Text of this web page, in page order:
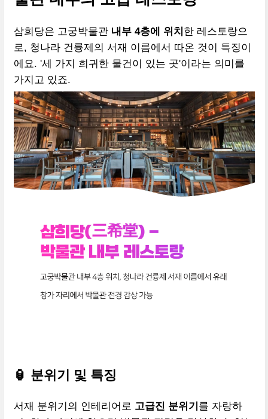
삼희당은 고궁박물관 내부 4층에 위치 한 레스토랑으
로, 청나라 건륭제의 서재 이름에서 따온 것이 특징이
에요. '세 가지 희귀한 물건이 있는 곳'이라는 의미를
가지고 있죠.
🏮 분위기 및 특징
서재 분위기의 인테리어로 고급진 분위기 를 자랑하